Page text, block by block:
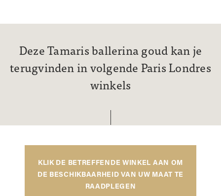
Deze Tamaris ballerina goud kan je
terugvinden in volgende Paris Londres
winkels
KLIK DE BETREFFENDE WINKEL AAN OM
DE BESCHIKBAARHEID VAN UW MAAT TE
RAADPLEGEN